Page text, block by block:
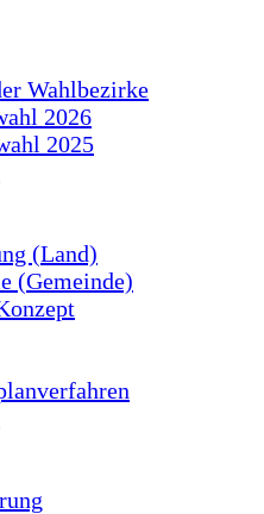
Wahlbezirke
2026
2025
(Land)
(Gemeinde)